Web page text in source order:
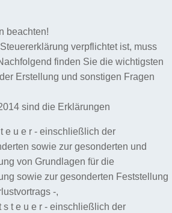
beachten!
verpflichtet ist, muss
finden Sie die wichtigsten
Erstellung und sonstigen Fragen
sind die Erklärungen
e u e r - einschließlich der
sowie zur gesonderten und
von Grundlagen für die
sowie zur gesonderten Feststellung
-,
s t e u e r - einschließlich der